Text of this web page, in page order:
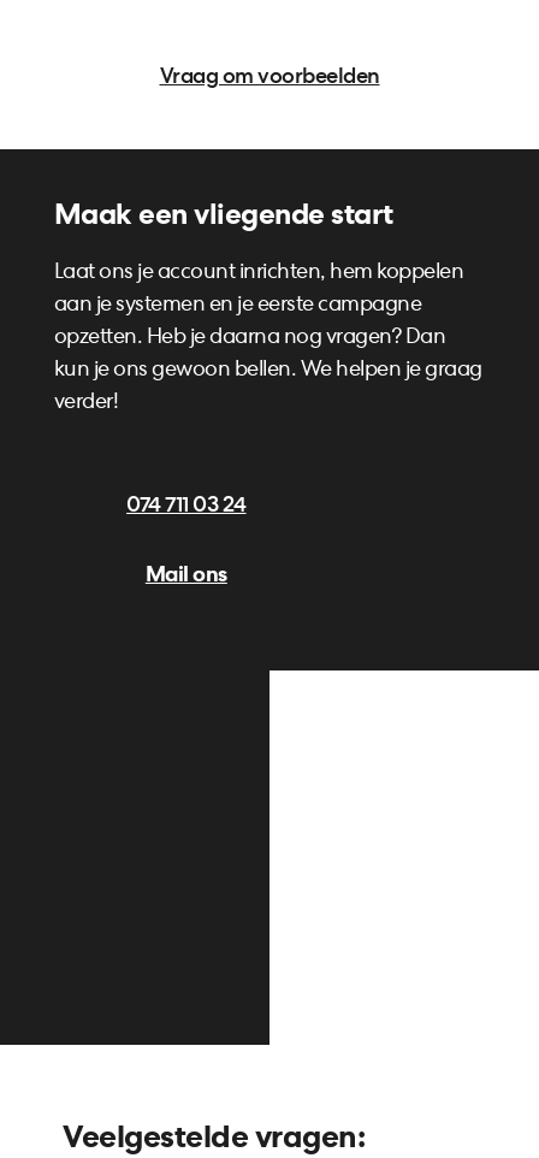
Vraag om voorbeelden
Maak een vliegende start
Laat ons je account inrichten, hem koppelen
aan je systemen en je eerste campagne
opzetten. Heb je daarna nog vragen? Dan
kun je ons gewoon bellen. We helpen je graag
verder!
074 711 03 24
Mail ons
Veelgestelde vragen: